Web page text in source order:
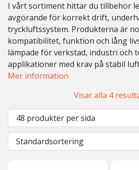
I vårt sortiment hittar du tillbehör
avgörande för korrekt drift,
tryckluftssystem. Produkterna är
kompatibilitet, funktion och lång
lämpade för verkstad, industri och
applikationer med krav på stabil
Mer information
Visar alla 4